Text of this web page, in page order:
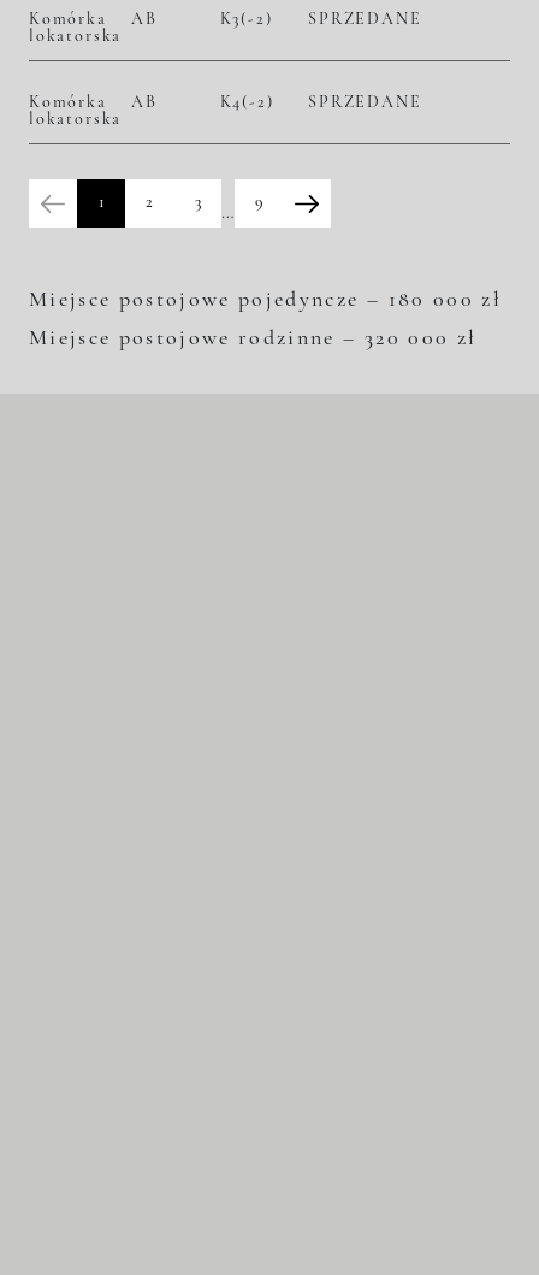
Komórka
lokatorska
AB K3(-2) SPRZEDANE
Komórka
lokatorska
AB K4(-2) SPRZEDANE
1 2 3
…
9
Miejsce postojowe pojedyncze – 180 000 zł
Miejsce postojowe rodzinne – 320 000 zł